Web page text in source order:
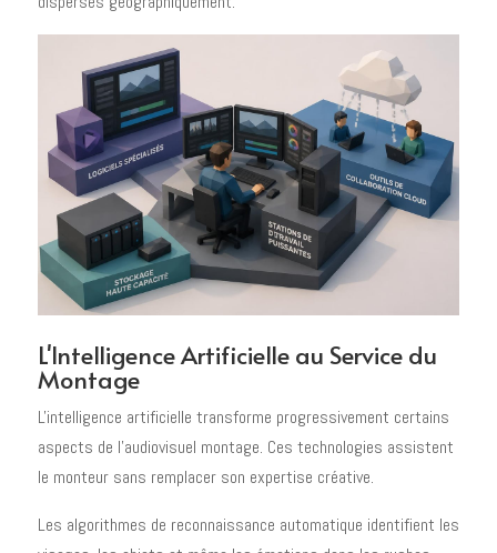
L'Intelligence Artificielle au Service du
Montage
L'intelligence artificielle transforme progressivement certains
aspects de l'audiovisuel montage. Ces technologies assistent
le monteur sans remplacer son expertise créative.
Les algorithmes de reconnaissance automatique identifient les